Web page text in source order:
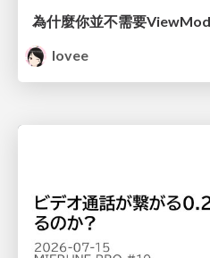
lovee